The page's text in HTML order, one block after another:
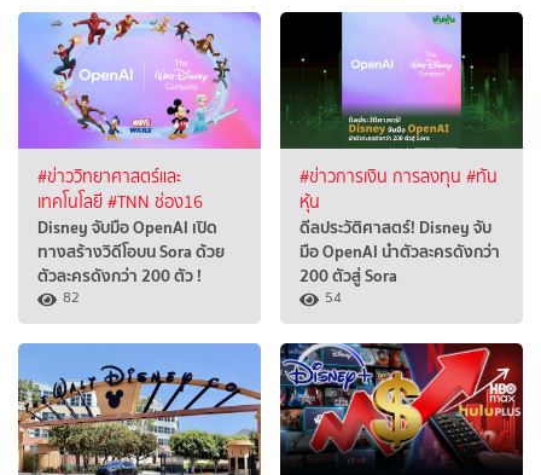
#ข่าววิทยาศาสตร์และ
เทคโนโลยี#TNN ช่อง16
Disney จับมือ OpenAI เปิด
ทางสร้างวิดีโอบน Sora ด้วย
ตัวละครดังกว่า 200 ตัว !
82
#ข่าวการเงิน การลงทุน #ทัน
หุ้น
ดีลประวัติศาสตร์! Disney จับ
มือ OpenAI นำตัวละครดังกว่า
200 ตัวสู่ Sora
54